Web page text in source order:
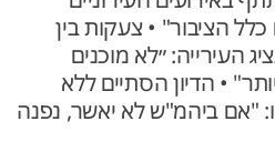
הציבור" • צעקות בין
העירייה: ״לא מוכנים
• הדיון הסתיים ללא
ביהמ"ש לא יאשר, נפנה